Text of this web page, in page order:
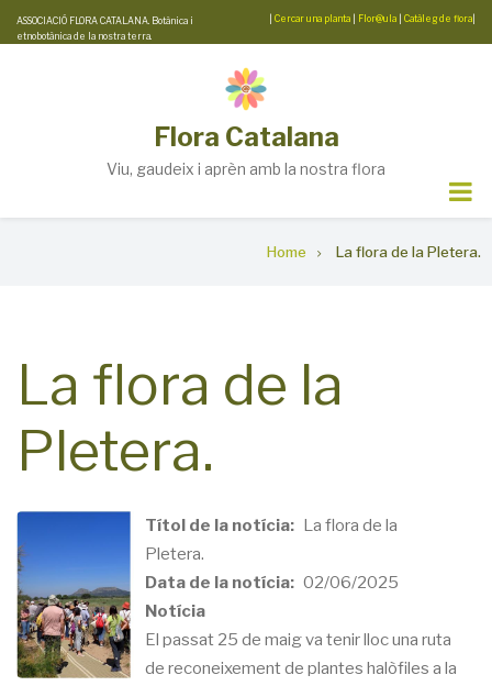
Skip
to
ASSOCIACIÓ FLORA CATALANA. Botànica i
etnobotànica de la nostra terra.
Cercar una planta Flor@ula Catàleg de flora
Flora Catalana
Viu, gaudeix i aprèn amb la nostra flora
Home La flora de la Pletera.
La flora de la
Pletera.
Títol de la notícia
La flora de la
Pletera.
Data de la notícia
02/06/2025
Notícia
El passat 25 de maig va tenir lloc una ruta
de reconeixement de plantes halòfiles a la